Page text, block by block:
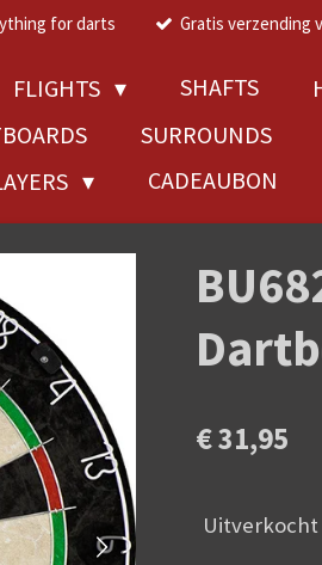
for darts Gratis verzending
FLIGHTS SHAFTS
SURROUNDS
CADEAUBON
€ 31,95
Uitverkocht